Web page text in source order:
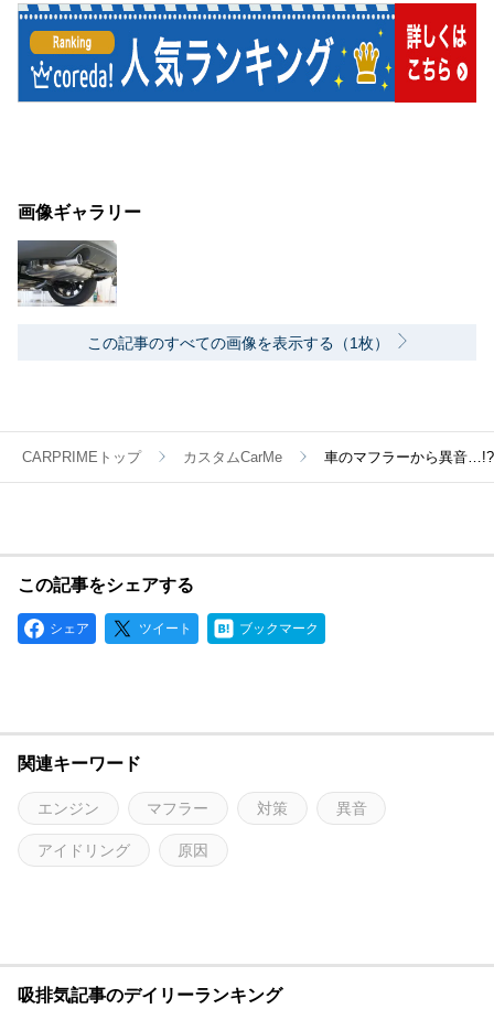
画像ギャラリー
この記事のすべての画像を表示する（1枚）
CARPRIMEトップ カスタムCarMe 車のマフラーから異音
この記事をシェアする
シェア ツイート ブックマーク
関連キーワード
エンジン マフラー 対策 異音
アイドリング 原因
吸排気記事のデイリーランキング